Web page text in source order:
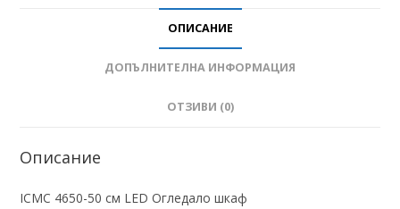
ОПИСАНИЕ
ДОПЪЛНИТЕЛНА ИНФОРМАЦИЯ
ОТЗИВИ (0)
Описание
ICMC 4650-50 см LED Огледало шкаф